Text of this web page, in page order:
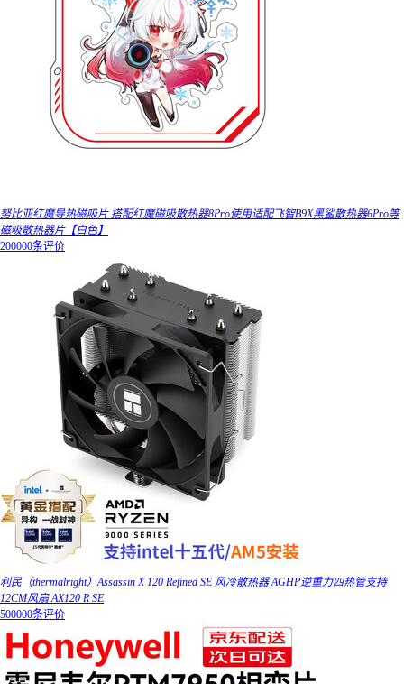
努比亚红魔导热磁吸片 搭配红魔磁吸散热器8Pro使用适配飞智B9X黑鲨散热器6Pro等
磁吸散热器片【白色】
200000条评价
利民（thermalright）Assassin X 120 Refined SE 风冷散热器 AGHP逆重力四热管支持
12CM风扇 AX120 R SE
500000条评价